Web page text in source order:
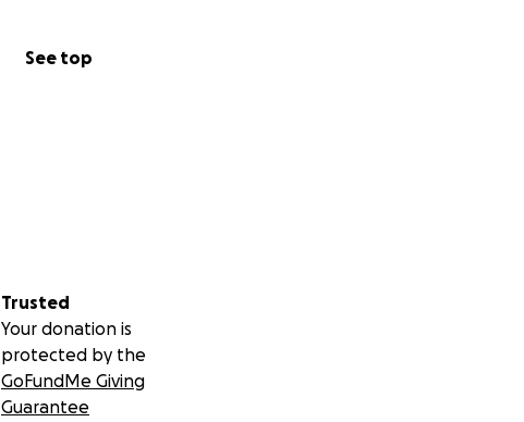
See top
Trusted
Your donation is
protected by the
GoFundMe Giving
Guarantee